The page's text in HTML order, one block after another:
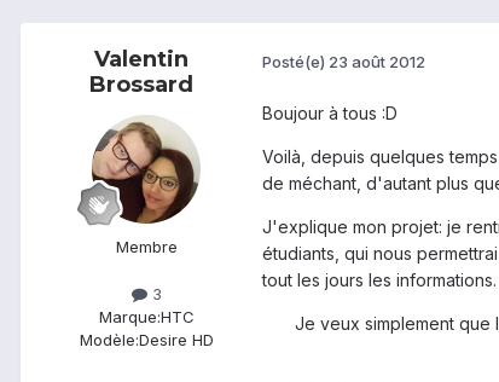
Valentin
Brossard
Membre
3
Marque:HTC
Modèle:Desire HD
Posté(e) 23 août 2012
Boujour à tous :D
Voilà, depuis quelques
de méchant, d'autant plus
J'explique mon projet: je
étudiants, qui nous
tout les jours les informations.
Je veux simplement que